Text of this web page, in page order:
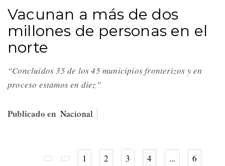
Vacunan a más de dos
millones de personas en el
norte
“Concluidos 35 de los 45 municipios fronterizos y en
proceso estamos en diez”
Publicado en Nacional
1 2 3 4 ...
6